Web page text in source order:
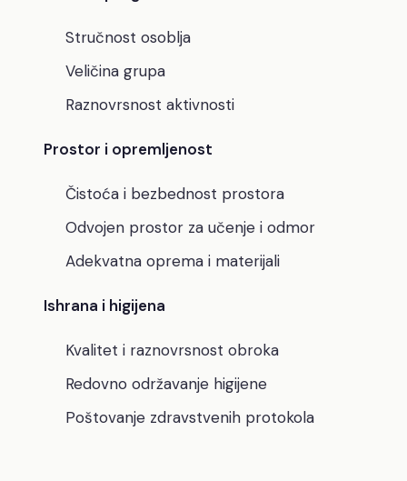
Stručnost osoblja
Veličina grupa
Raznovrsnost aktivnosti
Prostor i opremljenost
Čistoća i bezbednost prostora
Odvojen prostor za učenje i odmor
Adekvatna oprema i materijali
Ishrana i higijena
Kvalitet i raznovrsnost obroka
Redovno održavanje higijene
Poštovanje zdravstvenih protokola